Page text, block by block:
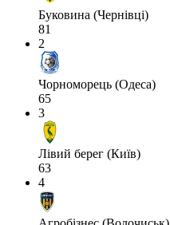
Буковина (Чернівці)
81
2
Чорноморець (Одеса)
65
3
Лівий берег (Київ)
63
4